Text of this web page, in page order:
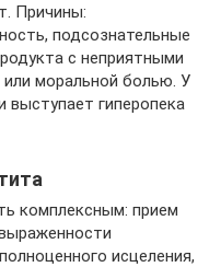
Причины:
подсознательные
с неприятными
моральной болью. У
выступает гиперопека
комплексным: прием
исцеления,